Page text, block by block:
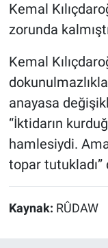
Kemal
zorunda
Kemal
anayasa
“İktidarın
hamlesiydi.
topar
Kaynak: RÛDAW